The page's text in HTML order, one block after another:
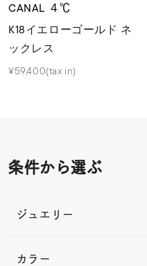
CANAL ４℃
K18イエローゴールド ネ
ックレス
¥59,400(tax in)
条件から選ぶ
ジュエリー
カラー